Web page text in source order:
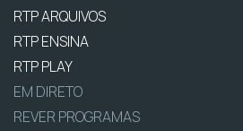
RTP ARQUIVOS
RTP ENSINA
RTP PLAY
EM DIRETO
REVER PROGRAMAS